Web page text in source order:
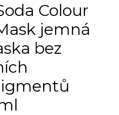
Colour
jemná
bez